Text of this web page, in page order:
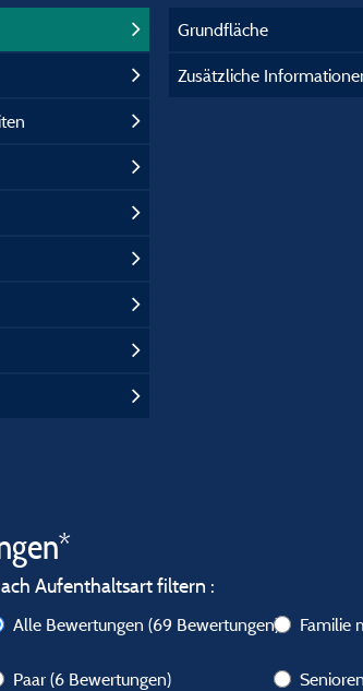
Grundfläche
Zusätzliche
Aufenthaltsart filtern :
Alle Bewertungen (69 Bewertungen) Familie
Paar (6 Bewertungen)